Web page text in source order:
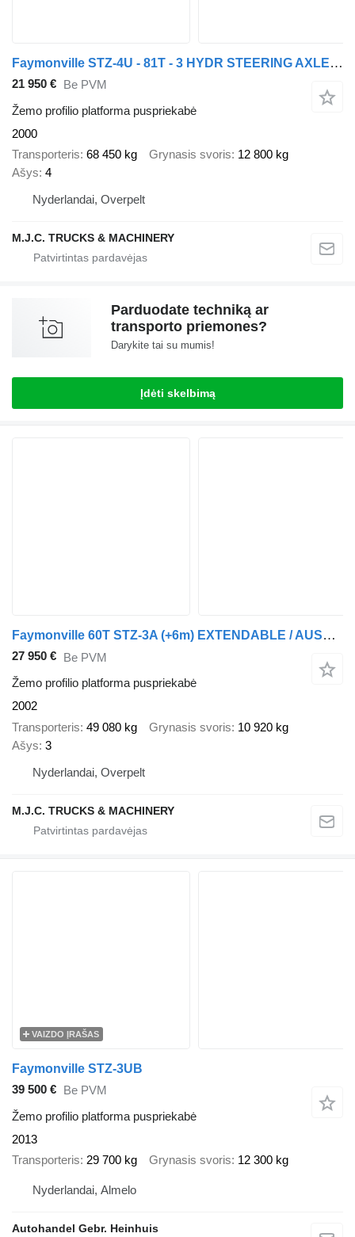
Faymonville STZ-4U - 81T - 3 HYDR STEERING AXLES - 11m LOWDBED !! - FULL RAM
21 950 € Be PVM
Žemo profilio platforma puspriekabė
2000
Transporteris 68 450 kg Grynasis svoris 12 800 kg
Ašys 4
Nyderlandai, Overpelt
M.J.C. TRUCKS & MACHINERY
Parduodate techniką ar
transporto priemones?
Darykite tai su mumis!
Įdėti skelbimą
Faymonville 60T STZ-3A (+6m) EXTENDABLE / AUSSCHIEBBAHR - 3x HYDR STEERING A
27 950 € Be PVM
Žemo profilio platforma puspriekabė
2002
Transporteris 49 080 kg Grynasis svoris 10 920 kg
Ašys 3
Nyderlandai, Overpelt
M.J.C. TRUCKS & MACHINERY
VAIZDO ĮRAŠAS
Faymonville STZ-3UB
39 500 € Be PVM
Žemo profilio platforma puspriekabė
2013
Transporteris 29 700 kg Grynasis svoris 12 300 kg
Nyderlandai, Almelo
Autohandel Gebr. Heinhuis